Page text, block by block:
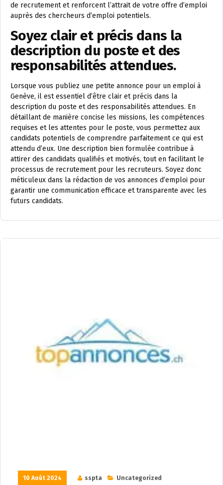
de recrutement et renforcent l’attrait de votre offre d’emploi
auprès des chercheurs d’emploi potentiels.
Soyez clair et précis dans la
description du poste et des
responsabilités attendues.
Lorsque vous publiez une petite annonce pour un emploi à
Genève, il est essentiel d’être clair et précis dans la
description du poste et des responsabilités attendues. En
détaillant de manière concise les missions, les compétences
requises et les attentes pour le poste, vous permettez aux
candidats potentiels de comprendre parfaitement ce qui est
attendu d’eux. Une description bien formulée contribue à
attirer des candidats qualifiés et motivés, tout en facilitant le
processus de recrutement pour les recruteurs. Soyez donc
méticuleux dans la rédaction de vos annonces d’emploi pour
garantir une communication efficace et transparente avec les
futurs candidats.
10 Août 2024 sspta
Uncategorized